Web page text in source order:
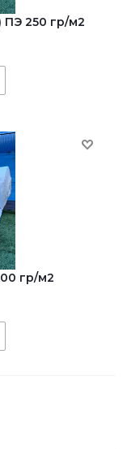
ПЭ 250 гр/м2
гр/м2